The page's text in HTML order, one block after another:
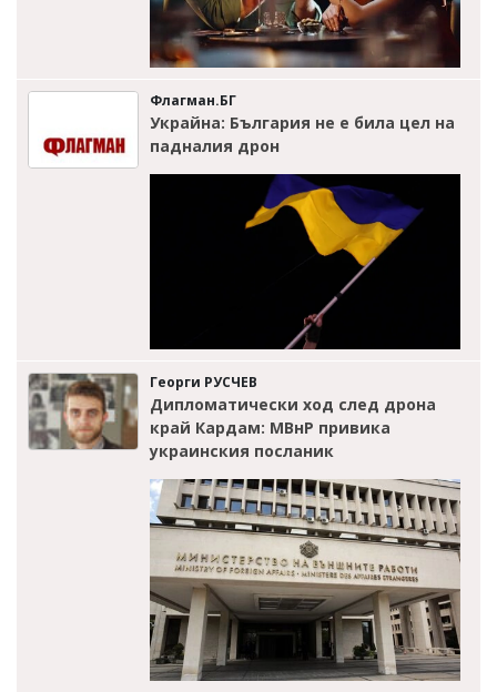
Флагман.БГ
Украйна: България не е била цел на
падналия дрон
Георги РУСЧЕВ
Дипломатически ход след дрона
край Кардам: МВнР привика
украинския посланик